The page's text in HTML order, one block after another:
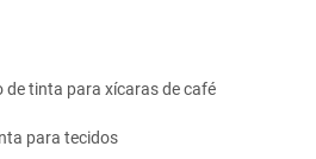
tinta para xícaras de café
para tecidos